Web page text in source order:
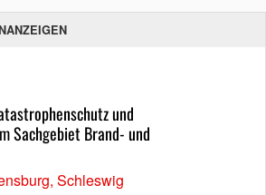
und
Sachgebiet Brand- und
Schleswig